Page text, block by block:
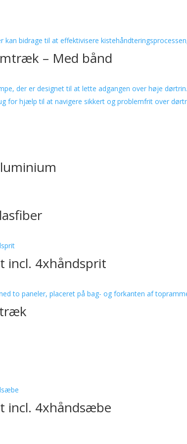
– Med bånd
incl. 4xhåndsprit
incl. 4xhåndsæbe